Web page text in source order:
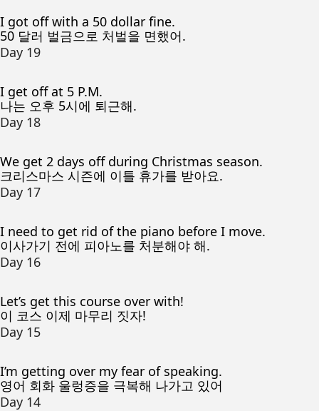
I got off with a 50 dollar fine.
50 달러 벌금으로 처벌을 면했어.
Day 19
I get off at 5 P.M.
나는 오후 5시에 퇴근해.
Day 18
We get 2 days off during Christmas season.
크리스마스 시즌에 이틀 휴가를 받아요.
Day 17
I need to get rid of the piano before I move.
이사가기 전에 피아노를 처분해야 해.
Day 16
Let’s get this course over with!
이 코스 이제 마무리 짓자!
Day 15
I’m getting over my fear of speaking.
영어 회화 울렁증을 극복해 나가고 있어
Day 14